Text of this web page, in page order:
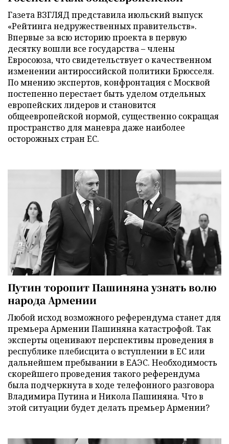
Газета ВЗГЛЯД представила июльский выпуск
«Рейтинга недружественных правительств».
Впервые за всю историю проекта в первую
десятку вошли все государства – члены
Евросоюза, что свидетельствует о качественном
изменении антироссийской политики Брюсселя.
По мнению экспертов, конфронтация с Москвой
постепенно перестает быть уделом отдельных
европейских лидеров и становится
общеевропейской нормой, существенно сокращая
пространство для маневра даже наиболее
осторожных стран ЕС.
Путин торопит Пашиняна узнать волю
народа Армении
Любой исход возможного референдума станет для
премьера Армении Пашиняна катастрофой. Так
эксперты оценивают перспективы проведения в
республике плебисцита о вступлении в ЕС или
дальнейшем пребывании в ЕАЭС. Необходимость
скорейшего проведения такого референдума
была подчеркнута в ходе телефонного разговора
Владимира Путина и Никола Пашиняна. Что в
этой ситуации будет делать премьер Армении?